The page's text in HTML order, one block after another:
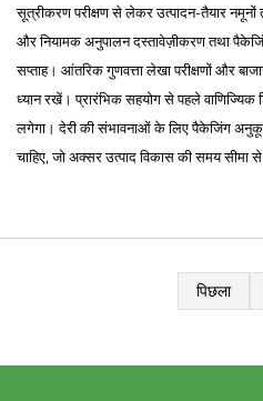
सूत्रीकरण परीक्षण से लेकर उत्पादन-तैयार
और नियामक अनुपालन दस्तावेज़ीकरण तथा
सप्ताह। आंतरिक गुणवत्ता लेखा परीक्षणों और
ध्यान रखें। प्रारंभिक सहयोग से पहले
लगेगा। देरी की संभावनाओं के लिए पैकेजिंग
चाहिए, जो अक्सर उत्पाद विकास की समय सीमा
पिछला